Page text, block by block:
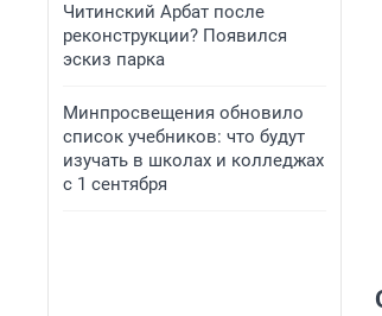
Читинский Арбат после
реконструкции? Появился
эскиз парка
Минпросвещения обновило
список учебников: что будут
изучать в школах и колледжах
с 1 сентября